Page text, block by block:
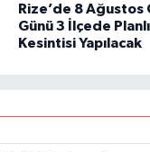
Rize’de 8 Ağustos
Günü 3 İlçede
Kesintisi Yapılacak